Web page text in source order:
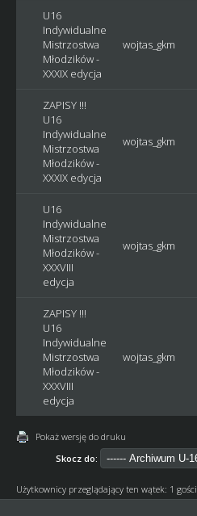
U16
Indywidualne
Mistrzostwa
Młodzików -
XXXIX edycja
wojtas_gkm
ZAPISY !!!
U16
Indywidualne
Mistrzostwa
Młodzików -
XXXIX edycja
wojtas_gkm
U16
Indywidualne
Mistrzostwa
Młodzików -
XXXVIII
edycja
wojtas_gkm
ZAPISY !!!
U16
Indywidualne
Mistrzostwa
Młodzików -
XXXVIII
edycja
wojtas_gkm
Pokaż wersję do druku
Skocz do:
Użytkownicy przeglądający ten wątek: 1 gości